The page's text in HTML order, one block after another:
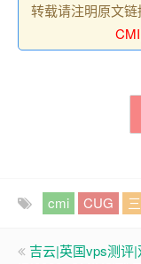
转载请注明原文链
cmi CUG
吉云|英国vps测评